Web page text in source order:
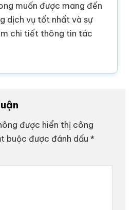
muốn được mang đến
dịch vụ tốt nhất và sự
chi tiết thông tin tác
được hiển thị công
buộc được đánh dấu *